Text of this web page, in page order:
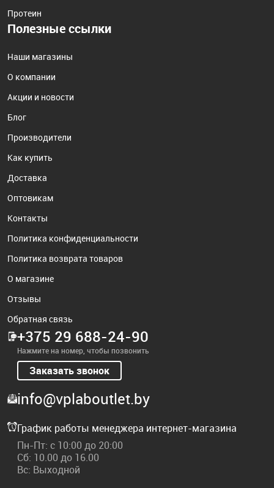
Протеин
Полезные ссылки
Наши магазины
О компании
Акции и новости
Блог
Производители
Как купить
Доставка
Оптовикам
Контакты
Политика конфиденциальности
Политика возврата товаров
О магазине
Отзывы
Обратная связь
+375 29 688-24-90
Нажмите на номер, чтобы позвонить
Заказать звонок
info@vplaboutlet.by
График работы менеджера интернет-магазина
Пн-Пт: с 10:00 до 20:00
Сб: 10.00 до 16.00
Вс: Выходной